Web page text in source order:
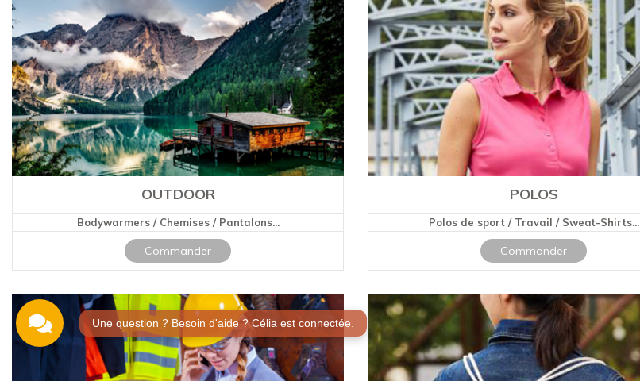
OUTDOOR
Bodywarmers / Chemises / Pantalons...
Commander
POLOS
Polos de sport / Travail / Sweat-Shirts...
Commander
Une question ? Besoin d'aide ? Célia est connectée.